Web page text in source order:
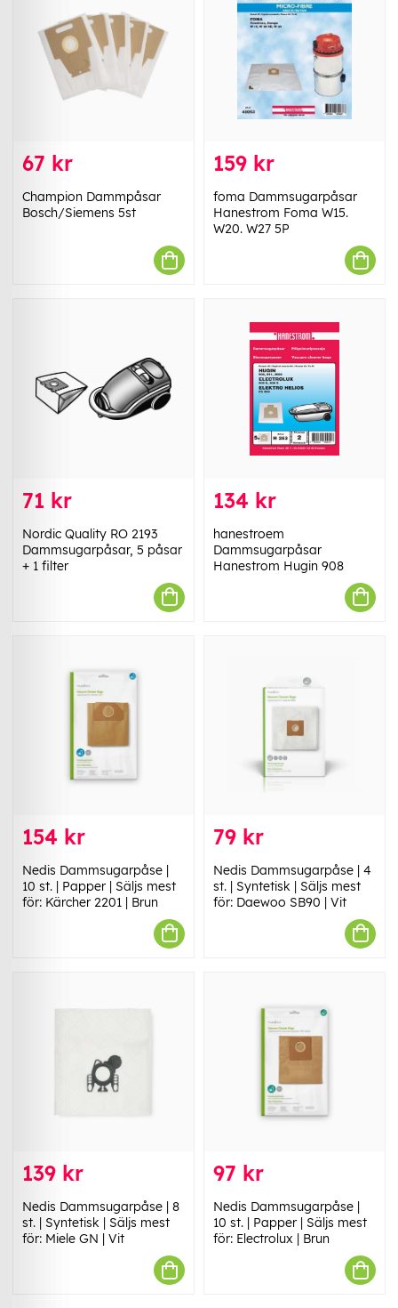
67 kr
Champion Dammpåsar
Bosch/Siemens 5st
159 kr
foma Dammsugarpåsar
Hanestrom Foma W15.
W20. W27 5P
71 kr
Nordic Quality RO 2193
Dammsugarpåsar, 5 påsar
+ 1 filter
134 kr
hanestroem
Dammsugarpåsar
Hanestrom Hugin 908
154 kr
Nedis Dammsugarpåse |
10 st. | Papper | Säljs mest
för: Kärcher 2201 | Brun
79 kr
Nedis Dammsugarpåse | 4
st. | Syntetisk | Säljs mest
för: Daewoo SB90 | Vit
139 kr
Nedis Dammsugarpåse | 8
st. | Syntetisk | Säljs mest
för: Miele GN | Vit
97 kr
Nedis Dammsugarpåse |
10 st. | Papper | Säljs mest
för: Electrolux | Brun